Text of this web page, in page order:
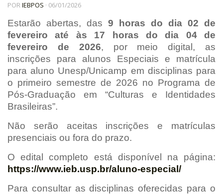
60 Anos
Paralelos 22
Pesquisa
Pós-Doutorado
Pesquisador Colaborador
Iniciação Científica
Pré-Iniciação Científica
GIP
Pró-Reitoria de Pesquisa e Inovação
LABIEB
Extensão
Cursos
PORIEBPOS · 06/01/2026
Estarão abertas, das 9 horas do dia 02 de
fevereiro até às 17 horas do dia 04 de
fevereiro de 2026, por meio digital, as
inscrições para alunos Especiais e matrícula
para aluno Unesp/Unicamp em disciplinas para
o primeiro semestre de 2026 no Programa de
Pós-Graduação em “Culturas e Identidades
Brasileiras”.
Não serão aceitas inscrições e matrículas
presenciais ou fora do prazo.
O edital completo está disponível na página:
https://www.ieb.usp.br/aluno-especial/
Para consultar as disciplinas oferecidas para o